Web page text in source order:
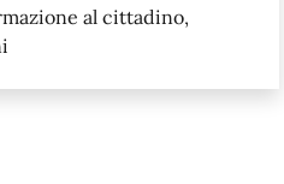
al cittadino,